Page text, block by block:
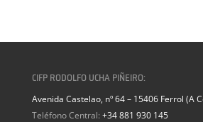
CIFP RODOLFO UCHA PIÑEIRO:
Avenida Castelao, nº 64 – 15406 Ferrol (A
Teléfono Central: +34 881 930 145